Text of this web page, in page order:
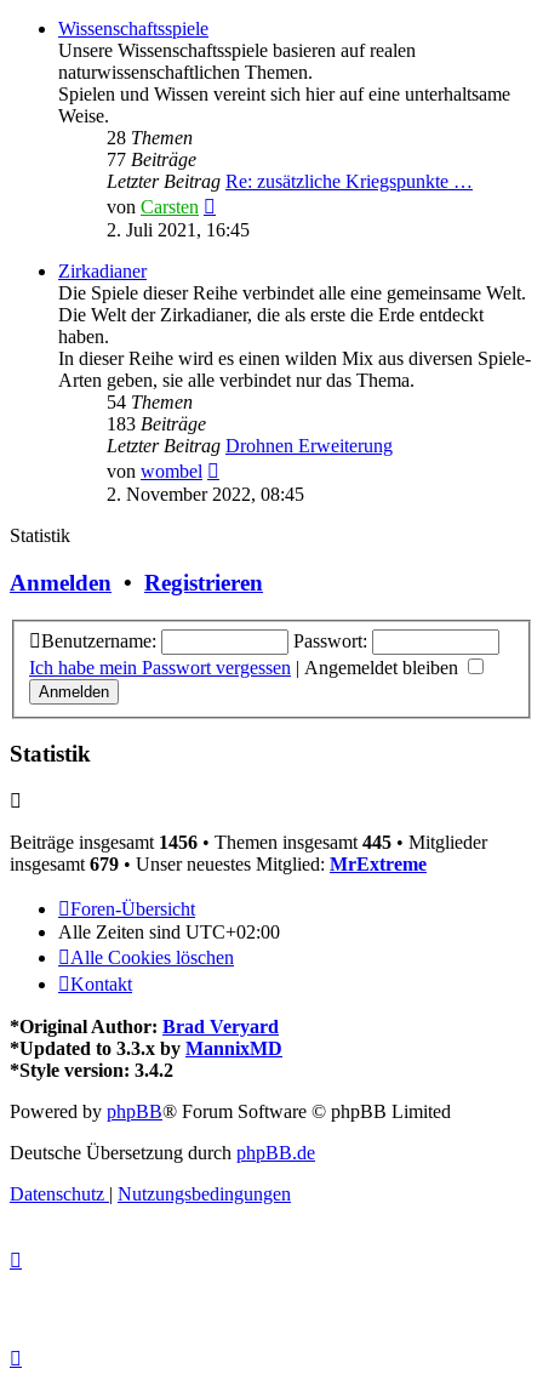
Wissenschaftsspiele
Unsere Wissenschaftsspiele basieren auf realen
naturwissenschaftlichen Themen.
Spielen und Wissen vereint sich hier auf eine unterhaltsame
Weise.
28 Themen
77 Beiträge
Letzter Beitrag Re: zusätzliche Kriegspunkte …
von Carsten
Beitrag
2. Juli 2021, 16:45
Zirkadianer
Die Spiele dieser Reihe verbindet alle eine gemeinsame Welt.
Die Welt der Zirkadianer, die als erste die Erde entdeckt
haben.
In dieser Reihe wird es einen wilden Mix aus diversen Spiele-
Arten geben, sie alle verbindet nur das Thema.
54 Themen
183 Beiträge
Letzter Beitrag Drohnen Erweiterung
von wombel
Beitrag
2. November 2022, 08:45
Statistik
Anmelden • Registrieren
Benutzername:
Passwort:
Ich habe mein Passwort vergessen | Angemeldet bleiben
Statistik
Beiträge insgesamt 1456 • Themen insgesamt 445 • Mitglieder
insgesamt 679 • Unser neuestes Mitglied: MrExtreme
Foren-Übersicht
Alle Zeiten sind UTC+02:00
Alle Cookies löschen
Kontakt
*Original Author: Brad Veryard
*Updated to 3.3.x by MannixMD
*Style version: 3.4.2
Powered by phpBB® Forum Software © phpBB Limited
Deutsche Übersetzung durch phpBB.de
Datenschutz | Nutzungsbedingungen